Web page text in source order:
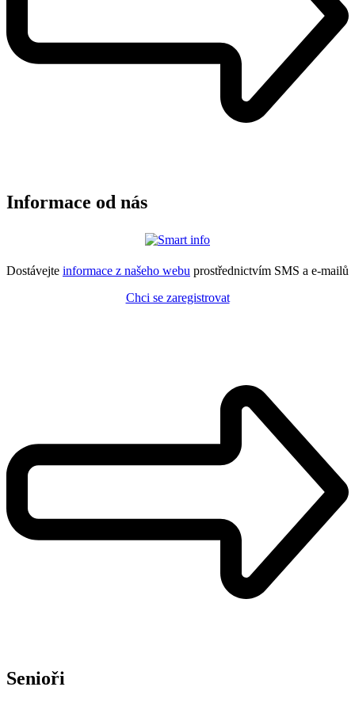
Informace od nás
Dostávejte informace z našeho webu prostřednictvím SMS a e-mailů
Chci se zaregistrovat
Senioři